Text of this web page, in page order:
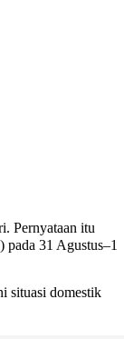
Pernyataan itu
31 Agustus–1
situasi domestik